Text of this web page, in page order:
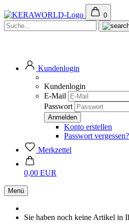
0
Kundenlogin
Kundenlogin
E-Mail
Passwort
Konto erstellen
Passwort vergessen?
Merkzettel
0,00 EUR
Menü
Sie haben noch keine Artikel in